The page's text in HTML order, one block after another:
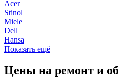
Acer
Stinol
Miele
Dell
Hansa
Показать ещё
Цены на ремонт и